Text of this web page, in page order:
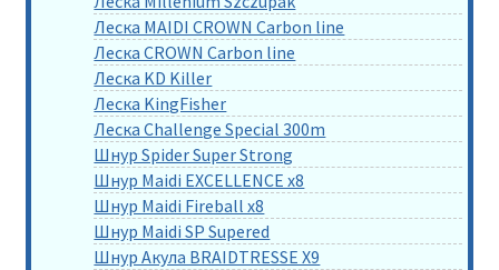
Леска MAIDI CROWN Carbon line
Леска CROWN Carbon line
Леска KD Killer
Леска KingFisher
Леска Challenge Special 300m
Шнур Spider Super Strong
Шнур Maidi EXCELLENCE x8
Шнур Maidi Fireball x8
Шнур Maidi SP Supered
Шнур Акула BRAIDTRESSE X9